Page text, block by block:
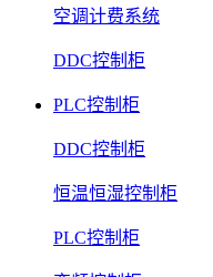
空调计费系统
DDC控制柜
PLC控制柜
DDC控制柜
恒温恒湿控制柜
PLC控制柜